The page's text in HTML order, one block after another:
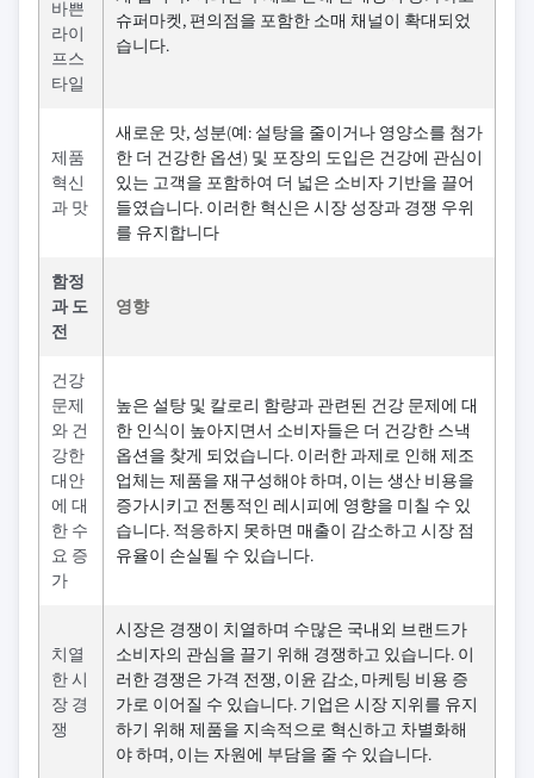
바쁜
라이
프스
타일
슈퍼마켓, 편의점을 포함한 소매 채널이 확대되었
습니다.
제품
혁신
과 맛
새로운 맛, 성분(예: 설탕을 줄이거나 영양소를 첨가
한 더 건강한 옵션) 및 포장의 도입은 건강에 관심이
있는 고객을 포함하여 더 넓은 소비자 기반을 끌어
들였습니다. 이러한 혁신은 시장 성장과 경쟁 우위
를 유지합니다
함정
과 도
전
영향
건강
문제
와 건
강한
대안
에 대
한 수
요 증
가
높은 설탕 및 칼로리 함량과 관련된 건강 문제에 대
한 인식이 높아지면서 소비자들은 더 건강한 스낵
옵션을 찾게 되었습니다. 이러한 과제로 인해 제조
업체는 제품을 재구성해야 하며, 이는 생산 비용을
증가시키고 전통적인 레시피에 영향을 미칠 수 있
습니다. 적응하지 못하면 매출이 감소하고 시장 점
유율이 손실될 수 있습니다.
치열
한 시
장 경
쟁
시장은 경쟁이 치열하며 수많은 국내외 브랜드가
소비자의 관심을 끌기 위해 경쟁하고 있습니다. 이
러한 경쟁은 가격 전쟁, 이윤 감소, 마케팅 비용 증
가로 이어질 수 있습니다. 기업은 시장 지위를 유지
하기 위해 제품을 지속적으로 혁신하고 차별화해
야 하며, 이는 자원에 부담을 줄 수 있습니다.